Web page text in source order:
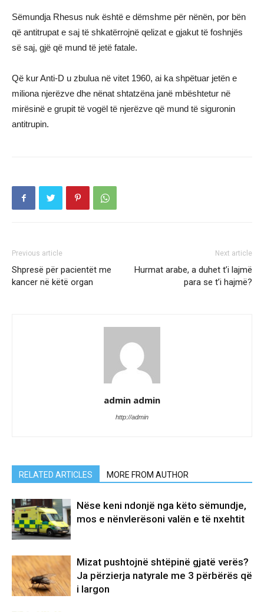
Sëmundja Rhesus nuk është e dëmshme për nënën, por bën
që antitrupat e saj të shkatërrojnë qelizat e gjakut të foshnjës
së saj, gjë që mund të jetë fatale.
Që kur Anti-D u zbulua në vitet 1960, ai ka shpëtuar jetën e
miliona njerëzve dhe nënat shtatzëna janë mbështetur në
mirësinë e grupit të vogël të njerëzve që mund të siguronin
antitrupin.
Previous article
Shpresë për pacientët me
kancer në këtë organ
Next article
Hurmat arabe, a duhet t’i lajmë
para se t’i hajmë?
admin admin
http://admin
RELATED ARTICLES MORE FROM AUTHOR
Nëse keni ndonjë nga këto sëmundje,
mos e nënvlerësoni valën e të nxehtit
Mizat pushtojnë shtëpinë gjatë verës?
Ja përzierja natyrale me 3 përbërës që
i largon